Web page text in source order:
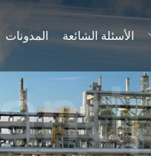
الأسئلة الشائعة المدونات